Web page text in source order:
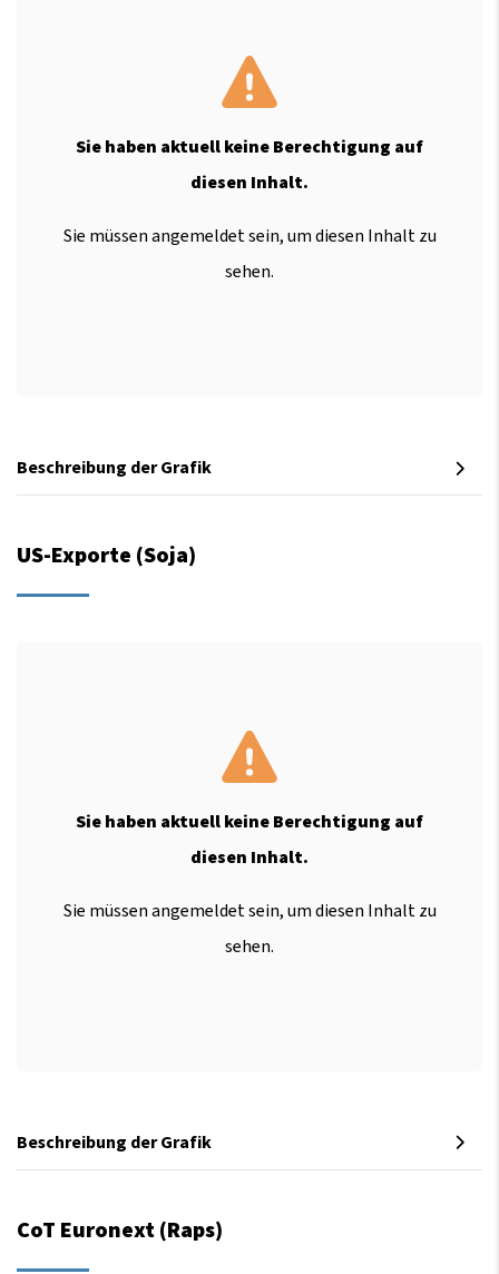
Sie haben aktuell keine Berechtigung auf
diesen Inhalt.
Sie müssen angemeldet sein, um diesen Inhalt zu
sehen.
Beschreibung der Grafik
US-Exporte (Soja)
Sie haben aktuell keine Berechtigung auf
diesen Inhalt.
Sie müssen angemeldet sein, um diesen Inhalt zu
sehen.
Beschreibung der Grafik
CoT Euronext (Raps)